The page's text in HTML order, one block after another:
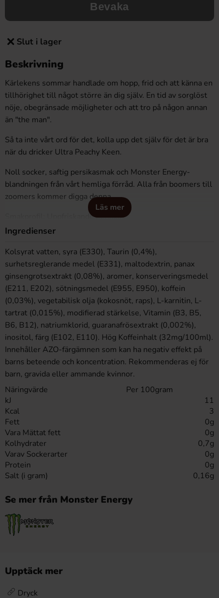
Bevaka
Slut i lager
Beskrivning
Kärlekens sommar handlade om hopp, frid och att känna en
tillhörighet till något större än dig själv. En tid av sorglöst
nöje, obegränsade möjligheter och att tro på någon annan
än "the man".
Så ta inte vårt ord för det, kolla upp det själv för det är bra
när du dricker Ultra Peachy Keen.
Noll socker, saftig persikasmak och Monster Energy-
blandningen från vårt hemliga förråd. Alla från boomers till
zoomers kommer digga denna
Smakprofil: Uppfriskande persika
Läs mer
Ingredienser
Kolsyrat vatten, syra (E330), Taurin (0,4%),
surhetsreglerande medel (E331), maltodextrin, panax
ginsengrotsextrakt (0,08%), aromer, konserveringsmedel
(E211, E202), sötningsmedel (E955, E950), koffein
(0,03%), vegetabilisk olja (kokosnöt, raps), L-karnitin, L-
tartrat (0,015%), modifierad stärkelse, Vitamin (B3, B5,
B6, B12), natriumklorid, guaranafrösextrakt (0,002%),
inositol, färg (E102, E110). Hög Koffeinhalt (32mg/100ml).
Innehåller AZO-färgämnen som kan ha negativ effekt på
barns beteende och koncentration. Rekommenderas ej för
barn, gravida eller ammande kvinnor.
Näringvärde
Per 100gram
kJ
11
Kcal
3
Fett
0g
Vara Mättat fett
0g
Kolhydrater
0,7g
Varav Sockerarter
0g
Protein
0g
Salt (i gram)
0,16g
Se mer från Monster Energy
Upptäck mer
Dryck